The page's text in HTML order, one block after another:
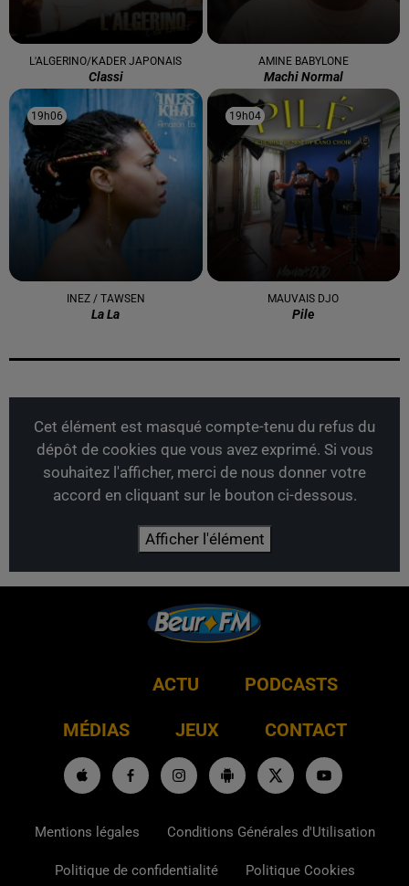
L'ALGERINO/KADER JAPONAIS
Classi
AMINE BABYLONE
Machi Normal
19h06
19h06
INEZ / TAWSEN
La La
19h04
19h04
MAUVAIS DJO
Pile
Cet élément est masqué compte-tenu du refus du
dépôt de cookies que vous avez exprimé. Si vous
souhaitez l'afficher, merci de nous donner votre
accord en cliquant sur le bouton ci-dessous.
Afficher l'élément
ACTU PODCASTS
MÉDIAS JEUX CONTACT
Mentions légales Conditions Générales d'Utilisation
Politique de confidentialité Politique Cookies